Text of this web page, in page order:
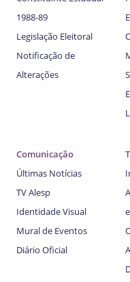
1988-89
Legislação Eleitoral
Notificação de
Alterações
Comunicação
Últimas Notícias
TV Alesp
Identidade Visual
Mural de Eventos
Diário Oficial